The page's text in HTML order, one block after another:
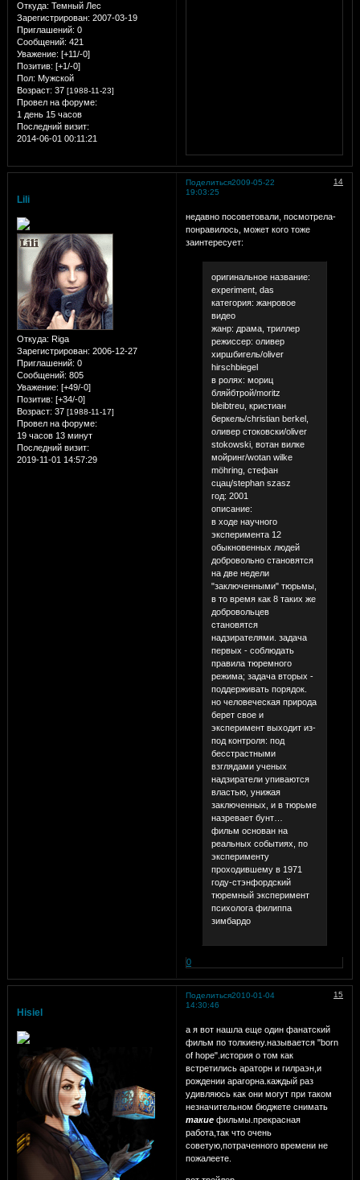
Откуда: Темный Лес
Зарегистрирован: 2007-03-19
Приглашений: 0
Сообщений: 421
Уважение: [+11/-0]
Позитив: [+1/-0]
Пол: Мужской
Возраст: 37 [1988-11-23]
Провел на форуме:
1 день 15 часов
Последний визит:
2014-06-01 00:11:21
Поделиться 14
2009-05-22
19:03:25
Lili
Откуда: Riga
Зарегистрирован: 2006-12-27
Приглашений: 0
Сообщений: 805
Уважение: [+49/-0]
Позитив: [+34/-0]
Возраст: 37 [1988-11-17]
Провел на форуме:
19 часов 13 минут
Последний визит:
2019-11-01 14:57:29
недавно посоветовали, посмотрела-
понравилось, может кого тоже
заинтересует:
оригинальное название:
experiment, das
категория: жанровое
видео
жанр: драма, триллер
режиссер: оливер
хиршбигель/oliver
hirschbiegel
в ролях: мориц
бляйбтрой/moritz
bleibtreu, кристиан
беркель/christian berkel,
оливер стоковски/oliver
stokowski, вотан вилке
мойринг/wotan wilke
möhring, стефан
сцац/stephan szasz
год: 2001
описание:
в ходе научного
эксперимента 12
обыкновенных людей
добровольно становятся
на две недели
"заключенными" тюрьмы,
в то время как 8 таких же
добровольцев
становятся
надзирателями. задача
первых - соблюдать
правила тюремного
режима; задача вторых -
поддерживать порядок.
но человеческая природа
берет свое и
эксперимент выходит из-
под контроля: под
бесстрастными
взглядами ученых
надзиратели упиваются
властью, унижая
заключенных, и в тюрьме
назревает бунт…
фильм основан на
реальных событиях, по
эксперименту
проходившему в 1971
году-стэнфордский
тюремный эксперимент
психолога филиппа
зимбардо
0
Поделиться 15
2010-01-04
14:30:46
Hisiel
а я вот нашла еще один фанатский
фильм по толкиену.называется "born
of hope".история о том как
встретились араторн и гилраэн,и
рождении арагорна.каждый раз
удивляюсь как они могут при таком
незначительном бюджете снимать
такиефильмы.прекрасная
работа,так что очень
советую,потраченного времени не
пожалеете.